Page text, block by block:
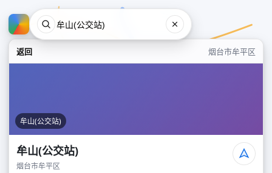
返回 烟台市牟平区
牟山(公交站)
牟山(公交站)
烟台市牟平区